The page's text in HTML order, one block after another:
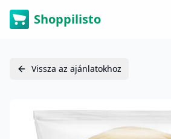
Shoppilisto
Vissza az ajánlatokhoz